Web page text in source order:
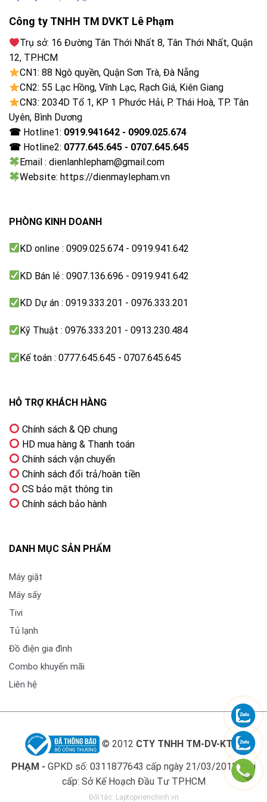
thủ trên thị trường.
Công ty TNHH TM DVKT Lê Phạm
Trụ sở: 16 Đường Tân Thới Nhất 8, Tân Thới Nhất, Quận
12, TP.HCM
CN1: 88 Ngô quyền, Quận Sơn Trà, Đà Nẵng
CN2: 55 Lạc Hồng, Vĩnh Lạc, Rạch Giá, Kiên Giang
CN3: 2034D Tổ 1, KP 1 Phước Hải, P. Thái Hoà, TP. Tân
Uyên, Bình Dương
☎ Hotline1: 0919.941642 - 0909.025.674
☎ Hotline2: 0777.645.645 - 0707.645.645
Email : dienlanhlepham@gmail.com
Website: https://dienmaylepham.vn
PHÒNG KINH DOANH
KD online : 0909.025.674 - 0919.941.642
KD Bán lẻ : 0907.136.696 - 0919.941.642
KD Dự án : 0919.333.201 - 0976.333.201
Kỹ Thuật : 0976.333.201 - 0913.230.484
Kế toán : 0777.645.645 - 0707.645.645
HỖ TRỢ KHÁCH HÀNG
Chính sách & QĐ chung
HD mua hàng & Thanh toán
Chính sách vận chuyển
Chính sách đổi trả/hoàn tiền
CS bảo mật thông tin
Chính sách bảo hành
DANH MỤC SẢN PHẨM
Máy giặt
Máy sấy
Tivi
Tủ lạnh
Đồ điện gia đình
Combo khuyến mãi
Liên hệ
© 2012 CTY TNHH TM-DV-KT LÊ
PHẠM - GPKD số: 0311877643 cấp ngày 21/03/2013. Nơi
cấp: Sở Kế Hoạch Đầu Tư TPHCM
Đối tác: Laptopvienchinh.vn